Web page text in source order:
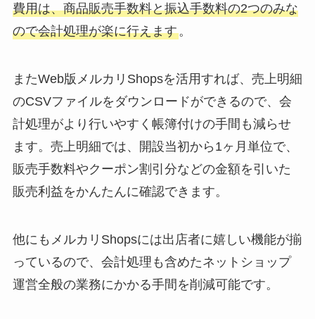
費用は、商品販売手数料と振込手数料の2つのみな
ので会計処理が楽に行えます。
またWeb版メルカリShopsを活用すれば、売上明細
のCSVファイルをダウンロードができるので、会
計処理がより行いやすく帳簿付けの手間も減らせ
ます。売上明細では、開設当初から1ヶ月単位で、
販売手数料やクーポン割引分などの金額を引いた
販売利益をかんたんに確認できます。
他にもメルカリShopsには出店者に嬉しい機能が揃
っているので、会計処理も含めたネットショップ
運営全般の業務にかかる手間を削減可能です。